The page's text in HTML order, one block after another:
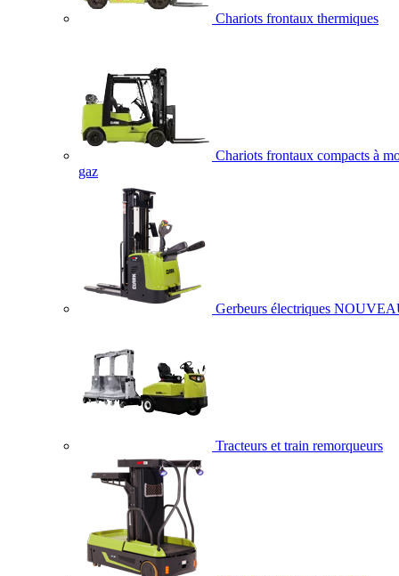
Chariots frontaux thermiques
Chariots frontaux compacts à
gaz
Gerbeurs électriques
Tracteurs et train remorqueurs